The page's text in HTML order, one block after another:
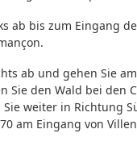
ab bis zum Eingang
ab und gehen Sie
Sie den Wald bei den
Sie weiter in Richtung
am Eingang von